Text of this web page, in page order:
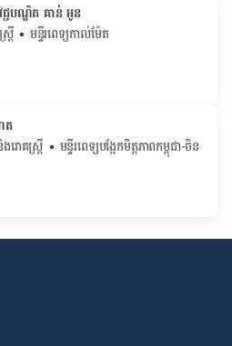
េជ្ជបណ្ឌិត គាន់ អូន
តី • មន្ទីរពេទ្យកាល់ម៉ែត
ត
ោគស្ត្រី • ម​ន្ទីរពេទ្យបង្អែកមិត្តភាពកម្ពុជា-ចិន